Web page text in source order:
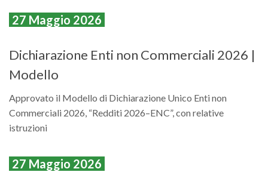
27 Maggio 2026
Dichiarazione Enti non Commerciali 2026 |
Modello
Approvato il Modello di Dichiarazione Unico Enti non
Commerciali 2026, “Redditi 2026–ENC”, con relative
istruzioni
27 Maggio 2026